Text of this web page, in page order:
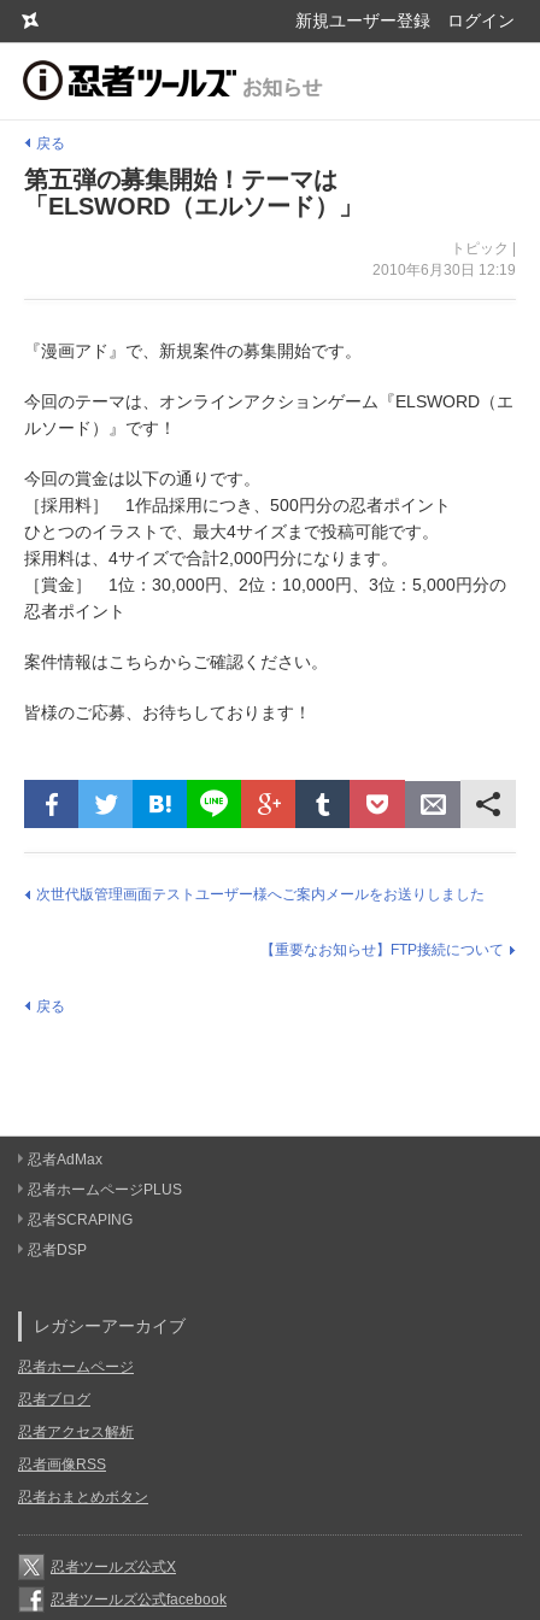
新規ユーザー登録 ログイン
戻る
第五弾の募集開始！テーマは
「ELSWORD（エルソード）」
トピック |
2010年6月30日 12:19
『漫画アド』で、新規案件の募集開始です。
今回のテーマは、オンラインアクションゲーム『ELSWORD（エ
ルソード）』です！
今回の賞金は以下の通りです。
［採用料］ 1作品採用につき、500円分の忍者ポイント
ひとつのイラストで、最大4サイズまで投稿可能です。
採用料は、4サイズで合計2,000円分になります。
［賞金］ 1位：30,000円、2位：10,000円、3位：5,000円分の
忍者ポイント
案件情報はこちらからご確認ください。
皆様のご応募、お待ちしております！
次世代版管理画面テストユーザー様へご案内メールをお送りしました
【重要なお知らせ】FTP接続について
戻る
忍者AdMax
忍者ホームページPLUS
忍者SCRAPING
忍者DSP
レガシーアーカイブ
忍者ホームページ
忍者ブログ
忍者アクセス解析
忍者画像RSS
忍者おまとめボタン
忍者ツールズ公式X
忍者ツールズ公式facebook